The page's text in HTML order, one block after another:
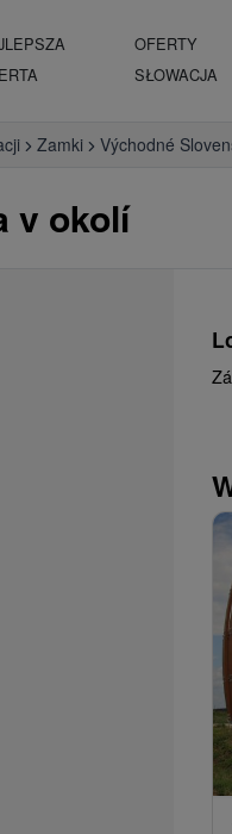
OFERTY
SŁOWACJA
Zamki Východné
v okolí